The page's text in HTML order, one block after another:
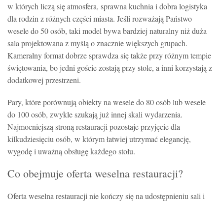
w których liczą się atmosfera, sprawna kuchnia i dobra logistyka
dla rodzin z różnych części miasta. Jeśli rozważają Państwo
wesele do 50 osób, taki model bywa bardziej naturalny niż duża
sala projektowana z myślą o znacznie większych grupach.
Kameralny format dobrze sprawdza się także przy różnym tempie
świętowania, bo jedni goście zostają przy stole, a inni korzystają z
dodatkowej przestrzeni.
Pary, które porównują obiekty na wesele do 80 osób lub wesele
do 100 osób, zwykle szukają już innej skali wydarzenia.
Najmocniejszą stroną restauracji pozostaje przyjęcie dla
kilkudziesięciu osób, w którym łatwiej utrzymać elegancję,
wygodę i uważną obsługę każdego stołu.
Co obejmuje oferta weselna restauracji?
Oferta weselna restauracji nie kończy się na udostępnieniu sali i